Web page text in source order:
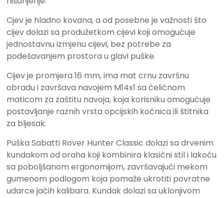
Cjev je hladno kovana, a od posebne je važnosti što
cijev dolazi sa produžetkom cijevi koji omogućuje
jednostavnu izmjenu cijevi, bez potrebe za
podešavanjem prostora u glavi puške.
Cijev je promjera 16 mm, ima mat crnu završnu
obradu i završava navojem M14x1 sa čeličnom
maticom za zaštitu navoja, koja korisniku omogućuje
postavljanje raznih vrsta opcijskih kočnica ili štitnika
za bljesak.
Puška Sabatti Rover Hunter Classic dolazi sa drvenim
kundakom od oraha koji kombinira klasični stil i lakoću
sa poboljšanom ergonomijom, završavajući mekom
gumenom podlogom koja pomaže ukrotiti povratne
udarce jačih kalibara. Kundak dolazi sa uklonjivom